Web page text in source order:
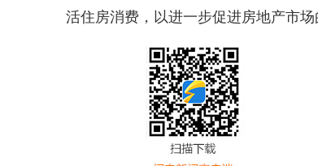
活住房消费，以进一步促进房地产市场